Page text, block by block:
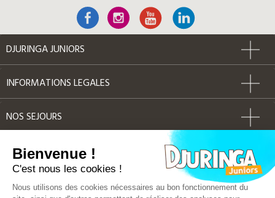
DJURINGA JUNIORS
INFORMATIONS LEGALES
NOS SEJOURS
AUTRES
Label Qualité
Bienvenue !
C'est nous les cookies !
Nous utilisons des cookies nécessaires au bon fonctionnement du